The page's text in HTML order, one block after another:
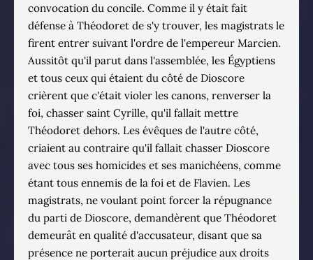
convocation du concile. Comme il y était fait
défense à Théodoret de s'y trouver, les magistrats le
firent entrer suivant l'ordre de l'empereur Marcien.
Aussitôt qu'il parut dans l'assemblée, les Égyptiens
et tous ceux qui étaient du côté de Dioscore
crièrent que c'était violer les canons, renverser la
foi, chasser saint Cyrille, qu'il fallait mettre
Théodoret dehors. Les évêques de l'autre côté,
criaient au contraire qu'il fallait chasser Dioscore
avec tous ses homicides et ses manichéens, comme
étant tous ennemis de la foi et de Flavien. Les
magistrats, ne voulant point forcer la répugnance
du parti de Dioscore, demandèrent que Théodoret
demeurât en qualité d'accusateur, disant que sa
présence ne porterait aucun préjudice aux droits